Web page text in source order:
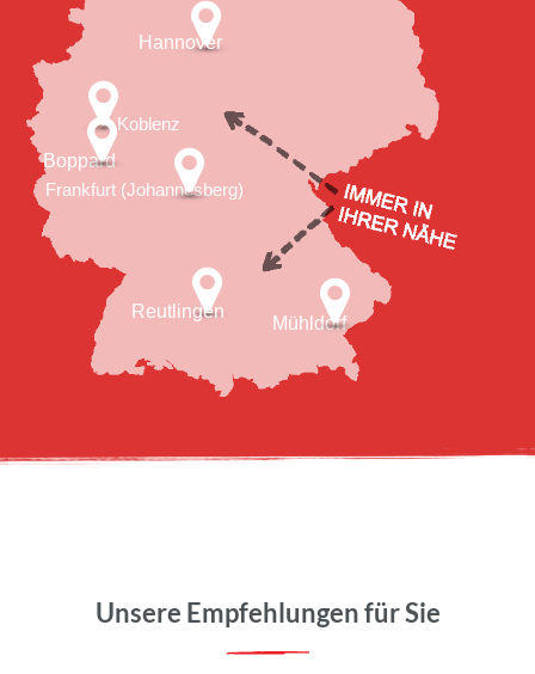
Koblenz
Hannover
Frankfurt (Johannesberg)
Reutlingen
Mühldorf
Boppard
Unsere Empfehlungen für Sie